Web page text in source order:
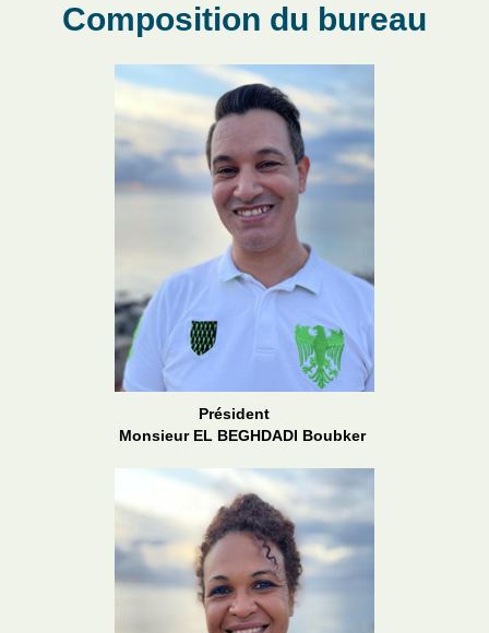
Composition du bureau
Président
Monsieur EL BEGHDADI Boubker